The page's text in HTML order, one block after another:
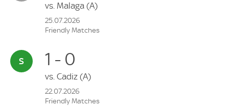
vs. Malaga (A)
25.07.2026
Friendly Matches
1 - 0
vs. Cadiz (A)
22.07.2026
Friendly Matches